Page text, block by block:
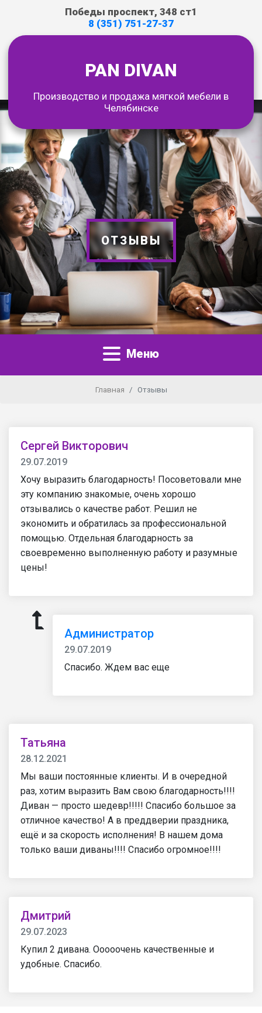
Победы проспект, 348 ст1
8 (351) 751-27-37
PAN DIVAN
Производство и продажа мягкой мебели в
Челябинске
ОТЗЫВЫ
Меню
Главная Отзывы
Сергей Викторович
29.07.2019
Хочу выразить благодарность! Посоветовали мне
эту компанию знакомые, очень хорошо
отзывались о качестве работ. Решил не
экономить и обратилась за профессиональной
помощью. Отдельная благодарность за
своевременно выполненную работу и разумные
цены!
Администратор
29.07.2019
Спасибо. Ждем вас еще
Татьяна
28.12.2021
Мы ваши постоянные клиенты. И в очередной
раз, хотим выразить Вам свою благодарность!!!!
Диван — просто шедевр!!!!! Спасибо большое за
отличное качество! А в преддверии праздника,
ещё и за скорость исполнения! В нашем дома
только ваши диваны!!!! Спасибо огромное!!!!
Дмитрий
29.07.2023
Купил 2 дивана. Ооооочень качественные и
удобные. Спасибо.